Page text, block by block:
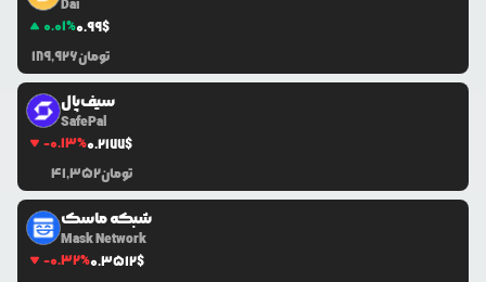
Dai
0.01%0.99$
189,926تومان
سیف‌پال
SafePal
-0.13%0.2177$
41,352تومان
شبکه ماسک
Mask Network
-0.32%0.3512$